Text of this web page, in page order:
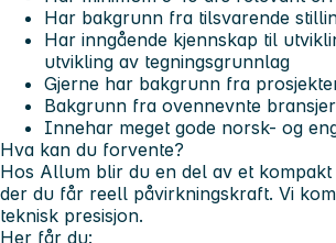
Har bakgrunn fra tilsvarende
Har inngående kjennskap til
utvikling av tegningsgrunnlag
Gjerne har bakgrunn fra
Bakgrunn fra ovennevnte
Innehar meget gode norsk- og
Hva kan du forvente?
Hos Allum blir du en del av et
der du får reell påvirkningskraft. Vi
teknisk presisjon.
Her får du: